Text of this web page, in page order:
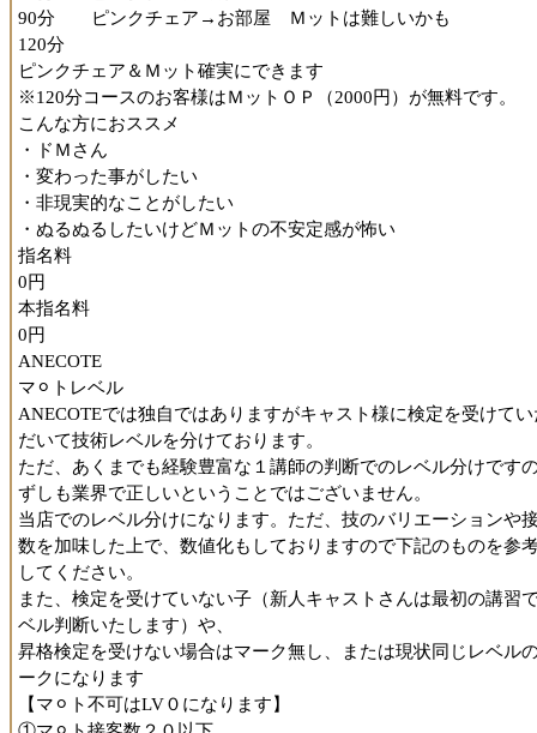
奥菜さんのアカウントが消えてしまったとのこと。。
非常に素晴らしいキャストさんなので、応援の意味も込め、口
再投稿いたします。
〈口コミ〉
【予約に至るまで】
洗い場プレイの講習という見慣れない、大宮では希少なプレイ
能と拝見し、予約させていただきました。
講習を受けるにあたり事前擦り合せをしたほうが良いと考え、
さんの写メ日記「ご予約手順」を参考に予約させていただきま
た。
※日曜日はご事情につき反応が遅れるそうなので、他の曜日に
イすると良いみたいです。
【女の子について】
・ルックス
ハーフ系の可愛く綺麗なお顔立ちをされています。
・スタイル
プロポーションが良いです。
とにかく目を惹くのが大きなお胸。
肌艶も良く、ついつい魅了されてしまいます。
また、かなりの小顔でらっしゃるので、やや小柄ながらも等身
感じられます。
90分 ピンクチェア→お部屋 Ｍットは難しいかも
120分
ピンクチェア＆Ｍット確実にできます
※120分コースのお客様はＭットＯＰ（2000円）が無料です。
こんな方におススメ
・ドＭさん
・変わった事がしたい
・非現実的なことがしたい
・ぬるぬるしたいけどＭットの不安定感が怖い
指名料
0円
本指名料
0円
ANECOTE
マ⚪︎トレベル
ANECOTEでは独自ではありますがキャスト様に検定を受けてい
だいて技術レベルを分けております。
ただ、あくまでも経験豊富な１講師の判断でのレベル分けです
ずしも業界で正しいということではございません。
当店でのレベル分けになります。ただ、技のバリエーションや
数を加味した上で、数値化もしておりますので下記のものを参
してください。
また、検定を受けていない子（新人キャストさんは最初の講習
ベル判断いたします）や、
昇格検定を受けない場合はマーク無し、または現状同じレベル
ークになります
【マ⚪︎ト不可はLV０になります】